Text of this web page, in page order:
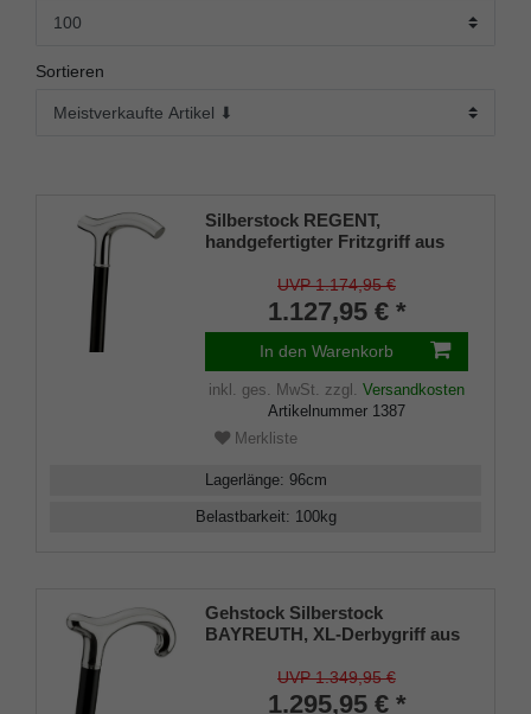
Sortieren
Silberstock REGENT,
handgefertigter Fritzgriff aus
mit Gravurplatten, Stock aus
echtem Makassar-Ebenholz,
Gummipuffer
UVP 1.174,95 €
1.127,95 € *
In den Warenkorb
inkl. ges. MwSt. zzgl. Versandkosten
Artikelnummer 1387
Merkliste
Lagerlänge: 96cm
Belastbarkeit: 100kg
Gehstock Silberstock
BAYREUTH, XL-Derbygriff aus
aus edlem, handpoliertem
Makassar-Ebenholz, inklusive
UVP 1.349,95 €
1.295,95 € *